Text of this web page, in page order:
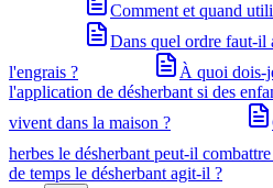
Comment et quand
Dans quel ordre faut-il
l'engrais ?
À quoi dois-
l'application de désherbant si des
vivent dans la maison ?
herbes le désherbant peut-il
de temps le désherbant agit-il ?